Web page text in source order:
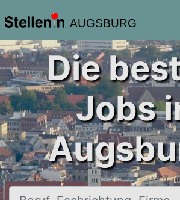
AUGSBURG
Die
Jobs
Beruf, Fachrichtung, Firma